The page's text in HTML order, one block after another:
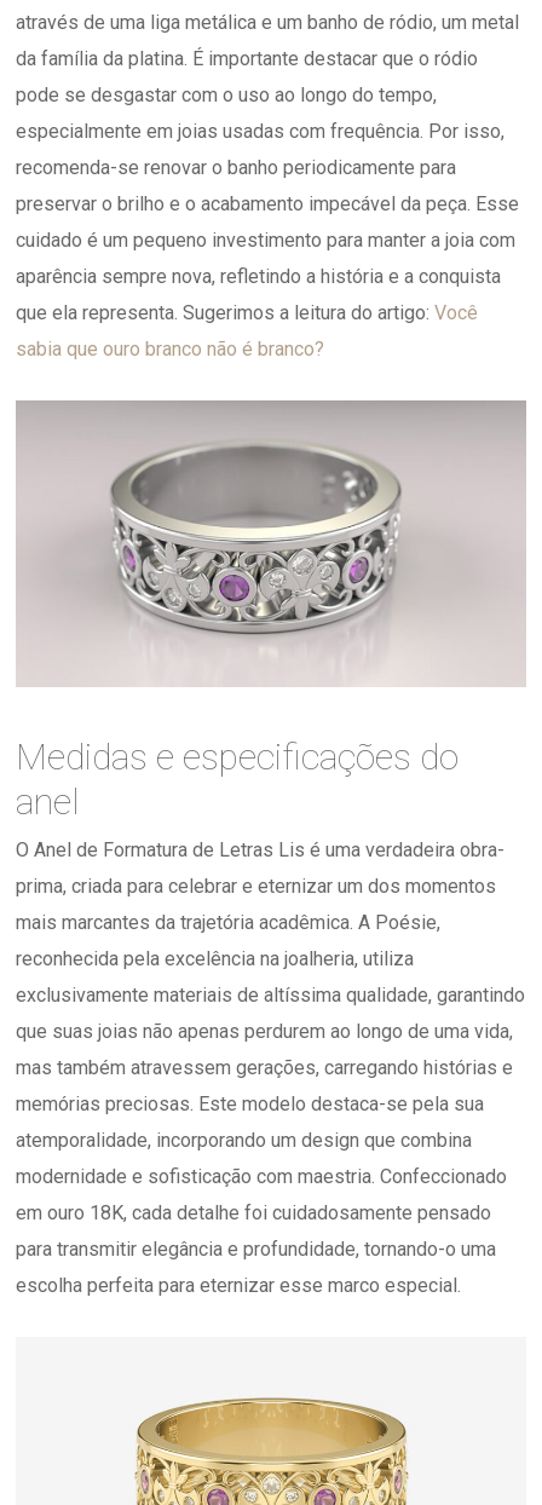
através de uma liga metálica e um banho de ródio, um metal
da família da platina. É importante destacar que o ródio
pode se desgastar com o uso ao longo do tempo,
especialmente em joias usadas com frequência. Por isso,
recomenda-se renovar o banho periodicamente para
preservar o brilho e o acabamento impecável da peça. Esse
cuidado é um pequeno investimento para manter a joia com
aparência sempre nova, refletindo a história e a conquista
que ela representa. Sugerimos a leitura do artigo:Você
sabia que ouro branco não é branco?
Medidas e especificações do
anel
O Anel de Formatura de Letras Lis é uma verdadeira obra-
prima, criada para celebrar e eternizar um dos momentos
mais marcantes da trajetória acadêmica. A Poésie,
reconhecida pela excelência na joalheria, utiliza
exclusivamente materiais de altíssima qualidade, garantindo
que suas joias não apenas perdurem ao longo de uma vida,
mas também atravessem gerações, carregando histórias e
memórias preciosas. Este modelo destaca-se pela sua
atemporalidade, incorporando um design que combina
modernidade e sofisticação com maestria. Confeccionado
em ouro 18K, cada detalhe foi cuidadosamente pensado
para transmitir elegância e profundidade, tornando-o uma
escolha perfeita para eternizar esse marco especial.